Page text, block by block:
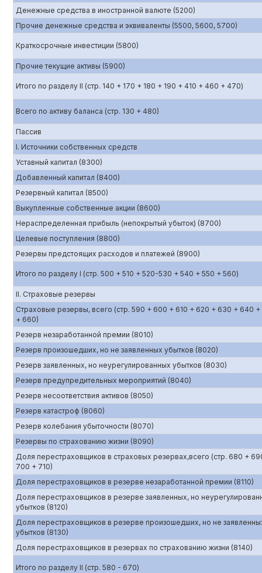
Денежные средства в иностранной валюте (5200)
Прочие денежные средства и эквиваленты (5500, 5600, 5700)
Краткосрочные инвестиции (5800)
Прочие текущие активы (5900)
Итого по разделу II (стр. 140 + 170 + 180 + 190 + 410 + 460 + 470)
Всего по активу баланса (стр. 130 + 480)
Пассив
I. Источники собственных средств
Уставный капитал (8300)
Добавленный капитал (8400)
Резервный капитал (8500)
Выкупленные собственные акции (8600)
Нераспределенная прибыль (непокрытый убыток) (8700)
Целевые поступления (8800)
Резервы предстоящих расходов и платежей (8900)
Итого по разделу I (стр. 500 + 510 + 520-530 + 540 + 550 + 560)
II. Страховые резервы
Страховые резервы, всего (стр. 590 + 600 + 610 + 620 + 630 + 640
+ 660)
Резерв незаработанной премии (8010)
Резерв произошедших, но не заявленных убытков (8020)
Резерв заявленных, но неурегулированных убытков (8030)
Резерв предупредительных мероприятий (8040)
Резерв несоответствия активов (8050)
Резерв катастроф (8060)
Резерв колебания убыточности (8070)
Резервы по страхованию жизни (8090)
Доля перестраховщиков в страховых резервах,всего (стр. 680 +
700 + 710)
Доля перестраховщиков в резерве незаработанной премии (8110)
Доля перестраховщиков в резерве заявленных, но
убытков (8120)
Доля перестраховщиков в резерве произошедших, но не
убытков (8130)
Доля перестраховщиков в резервах по страхованию жизни (8140)
Итого по разделу II (стр. 580 - 670)